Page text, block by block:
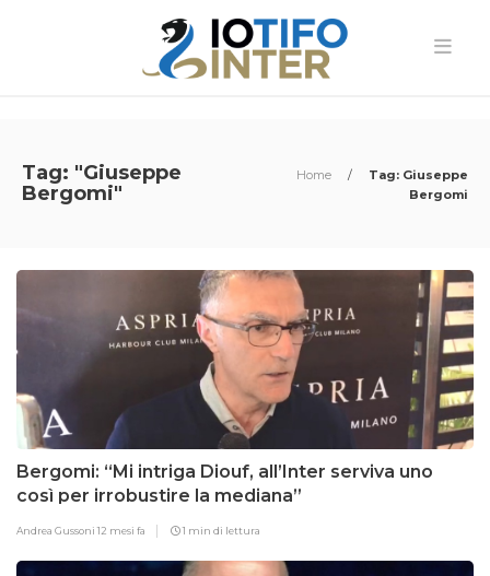
Tag: "Giuseppe
Bergomi"
Home /
Tag: Giuseppe
Bergomi
Bergomi: “Mi intriga Diouf, all’Inter serviva uno
così per irrobustire la mediana”
Andrea Gussoni12 mesi fa 1 min di lettura